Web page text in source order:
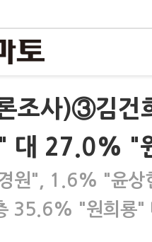
조사)③김
대 27.0% "
원", 1.6% "윤상
35.6% "원희룡